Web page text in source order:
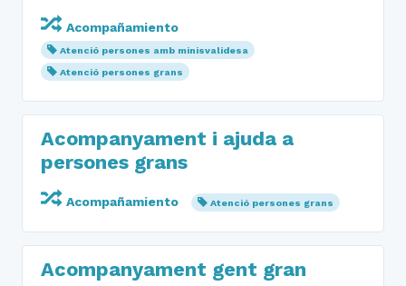
Acompañamiento
Atenció persones amb minisvalidesa
Atenció persones grans
Acompanyament i ajuda a
persones grans
Acompañamiento Atenció persones grans
Acompanyament gent gran